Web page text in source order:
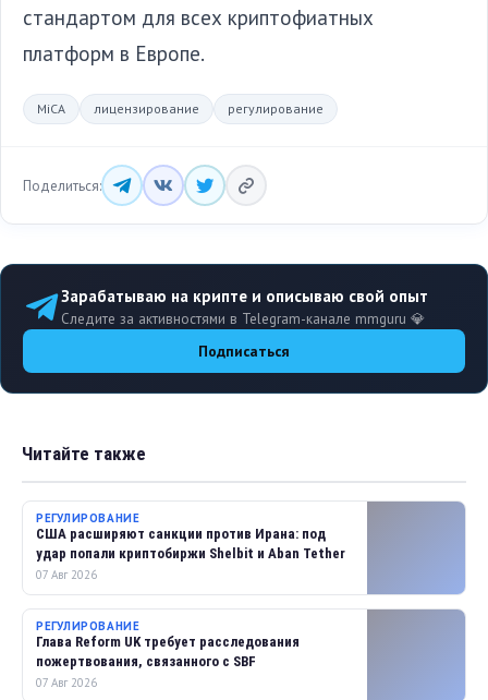
стандартом для всех криптофиатных
платформ в Европе.
MiCA лицензирование регулирование
Поделиться:
Зарабатываю на крипте и описываю свой опыт
Следите за активностями в Telegram-канале mmguru 💎
Подписаться
Читайте также
РЕГУЛИРОВАНИЕ
США расширяют санкции против Ирана: под
удар попали криптобиржи Shelbit и Aban Tether
07 Авг 2026
РЕГУЛИРОВАНИЕ
Глава Reform UK требует расследования
пожертвования, связанного с SBF
07 Авг 2026